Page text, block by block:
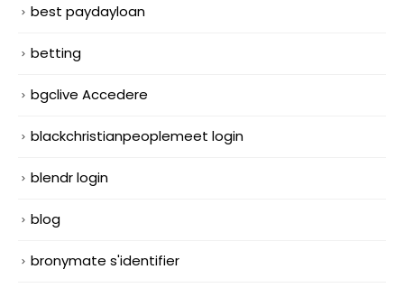
best paydayloan
betting
bgclive Accedere
blackchristianpeoplemeet login
blendr login
blog
bronymate s'identifier